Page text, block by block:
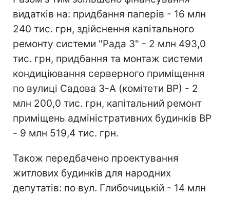
видатків на: придбання паперів - 16 млн
240 тис. грн, здійснення капітального
ремонту системи "Рада 3" - 2 млн 493,0
тис. грн, придбання та монтаж системи
кондиціювання серверного приміщення
по вулиці Садова 3-А (комітети ВР) - 2
млн 200,0 тис. грн, капітальний ремонт
приміщень адміністративних будинків ВР
- 9 млн 519,4 тис. грн.
Також передбачено проектування
житлових будинків для народних
депутатів: по вул. Глибочицькій - 14 млн